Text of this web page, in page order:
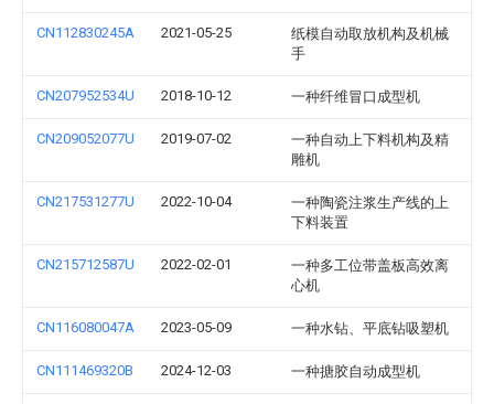
CN112830245A 2021-05-25
纸模自动取放机构及机械
手
CN207952534U 2018-10-12 一种纤维冒口成型机
CN209052077U 2019-07-02
一种自动上下料机构及精
雕机
CN217531277U 2022-10-04
一种陶瓷注浆生产线的上
下料装置
CN215712587U 2022-02-01
一种多工位带盖板高效离
心机
CN116080047A 2023-05-09 一种水钻、平底钻吸塑机
CN111469320B 2024-12-03 一种搪胶自动成型机